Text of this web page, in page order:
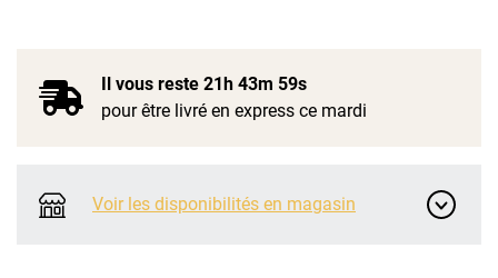
Il vous reste 21h 43m 58s
pour être livré en express ce mardi
Voir les disponibilités en magasin